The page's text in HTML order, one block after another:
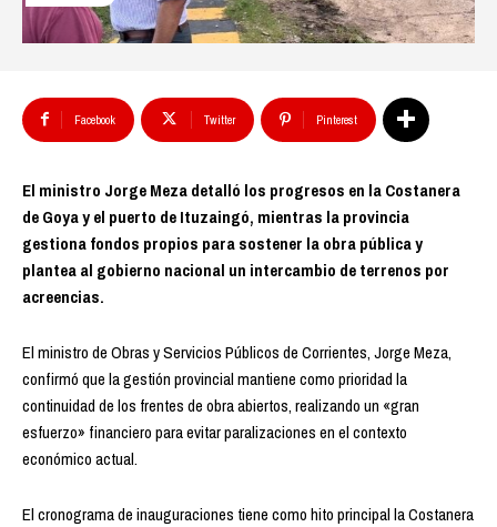
Facebook Twitter Pinterest
El ministro Jorge Meza detalló los progresos en la Costanera
de Goya y el puerto de Ituzaingó, mientras la provincia
gestiona fondos propios para sostener la obra pública y
plantea al gobierno nacional un intercambio de terrenos por
acreencias.
El ministro de Obras y Servicios Públicos de Corrientes, Jorge Meza,
confirmó que la gestión provincial mantiene como prioridad la
continuidad de los frentes de obra abiertos, realizando un «gran
esfuerzo» financiero para evitar paralizaciones en el contexto
económico actual.
El cronograma de inauguraciones tiene como hito principal la Costanera